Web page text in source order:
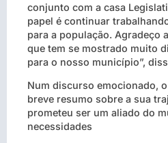
conjunto com a casa
papel é continuar
para a população. Agradeço
que tem se mostrado muito
para o nosso município”,
Num discurso emocionado,
breve resumo sobre a sua
prometeu ser um aliado do
necessidades